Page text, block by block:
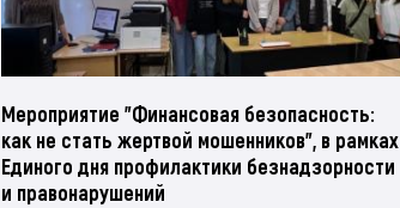
Мероприятие "Финансовая безопасность:
как не стать жертвой мошенников", в рамках
Единого дня профилактики безнадзорности
и правонарушений